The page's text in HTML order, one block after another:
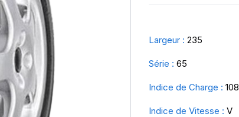
Largeur : 235
Série : 65
Indice de Charge : 108
Indice de Vitesse : V